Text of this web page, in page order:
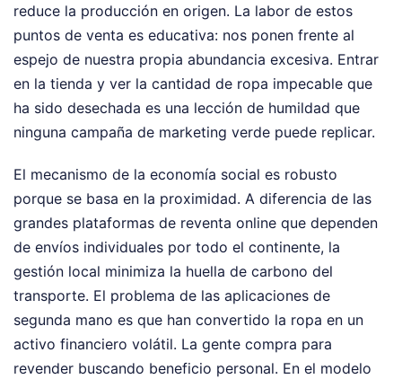
reduce la producción en origen. La labor de estos
puntos de venta es educativa: nos ponen frente al
espejo de nuestra propia abundancia excesiva. Entrar
en la tienda y ver la cantidad de ropa impecable que
ha sido desechada es una lección de humildad que
ninguna campaña de marketing verde puede replicar.
El mecanismo de la economía social es robusto
porque se basa en la proximidad. A diferencia de las
grandes plataformas de reventa online que dependen
de envíos individuales por todo el continente, la
gestión local minimiza la huella de carbono del
transporte. El problema de las aplicaciones de
segunda mano es que han convertido la ropa en un
activo financiero volátil. La gente compra para
revender buscando beneficio personal. En el modelo